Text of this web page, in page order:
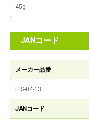
45g
JANコード
メーカー品番
LTS-04-13
JANコード